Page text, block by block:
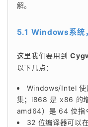
解。
5.1 Windows系统
这里我们要用到
以下几点：
Windows/Intel 使
集；i868 是 x86 的
amd64）是 64 位指
32 位编译器可以